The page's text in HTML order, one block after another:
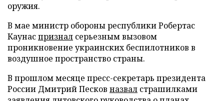
оружия.
В мае министр обороны республики Робертас
Каунаспризнал серьезным вызовом
проникновение украинских беспилотников в
воздушное пространство страны.
В прошлом месяце пресс-секретарь президента
России Дмитрий Песков назвал страшилками